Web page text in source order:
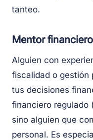
tanteo.
Mentor financiero
Alguien con
fiscalidad o gestión
tus decisiones
financiero regulado
sino alguien que
personal. Es